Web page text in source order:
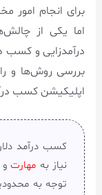
برای انجام
اما یکی از
درآمدزایی و کسب
بررسی روش‌ها و
اپلیکیشن کسب
کسب درآمد
نیاز به مهارتو
توجه به